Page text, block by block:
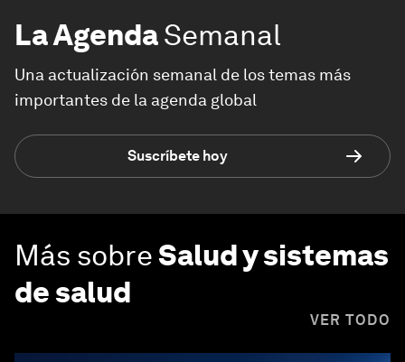
La AgendaSemanal
Una actualización semanal de los temas más
importantes de la agenda global
Suscríbete hoy
Más sobreSalud y sistemas
de salud
VER TODO